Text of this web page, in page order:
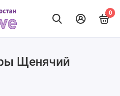
0
Щенячий